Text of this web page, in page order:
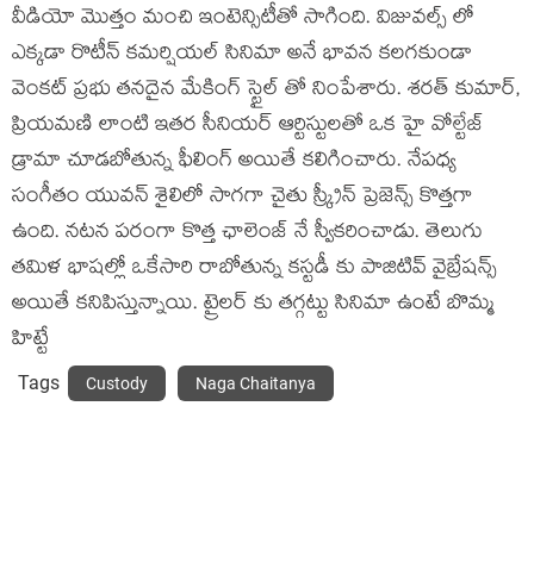
వీడియో మొత్తం మంచి ఇంటెన్సిటీతో సాగింది. విజువల్స్ లో
ఎక్కడా రొటీన్ కమర్షియల్ సినిమా అనే భావన కలగకుండా
వెంకట్ ప్రభు తనదైన మేకింగ్ స్టైల్ తో నింపేశారు. శరత్ కుమార్,
ప్రియమణి లాంటి ఇతర సీనియర్ ఆర్టిస్టులతో ఒక హై వోల్టేజ్
డ్రామా చూడబోతున్న ఫీలింగ్ అయితే కలిగించారు. నేపధ్య
సంగీతం యువన్ శైలిలో సాగగా చైతు స్క్రీన్ ప్రెజెన్స్ కొత్తగా
ఉంది. నటన పరంగా కొత్త ఛాలెంజ్ నే స్వీకరించాడు. తెలుగు
తమిళ భాషల్లో ఒకేసారి రాబోతున్న కస్టడీ కు పాజిటివ్ వైబ్రేషన్స్
అయితే కనిపిస్తున్నాయి. ట్రైలర్ కు తగ్గట్టు సినిమా ఉంటే బొమ్మ
హిట్టే
Tags Custody Naga Chaitanya